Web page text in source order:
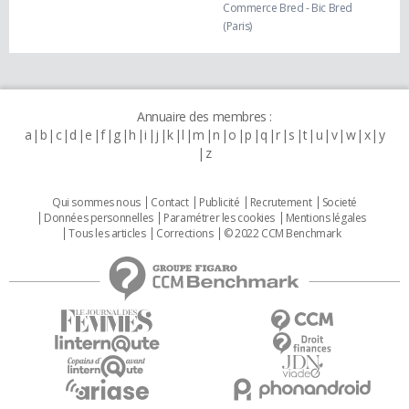
Commerce Bred - Bic Bred
(Paris)
Annuaire des membres :
a b c d e f g h i j k l m n o p q r s t u v w x y
z
Qui sommes nous Contact Publicité Recrutement
Societé
Données personnelles
Paramétrer les cookies
Mentions légales
Tous les articles
Corrections © 2022 CCM Benchmark